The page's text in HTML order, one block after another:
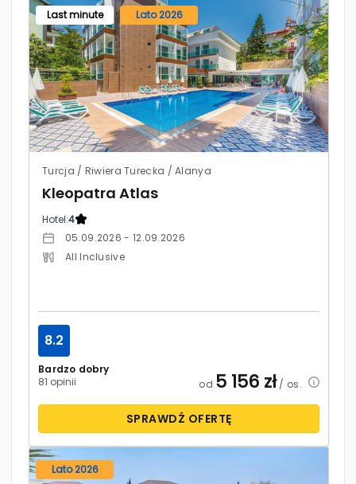
Last minute Lato 2026
Turcja / Riwiera Turecka / Alanya
Kleopatra Atlas
Hotel:4
05.09.2026 - 12.09.2026
All Inclusive
Bardzo dobry
81 opinii
8.2
od 5 156 zł/ os.
SPRAWDŹ OFERTĘ
Lato 2026